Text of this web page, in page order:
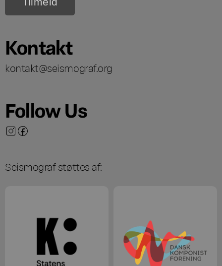
Kontakt
kontakt@seismograf.org
Follow Us
Seismograf støttes af: